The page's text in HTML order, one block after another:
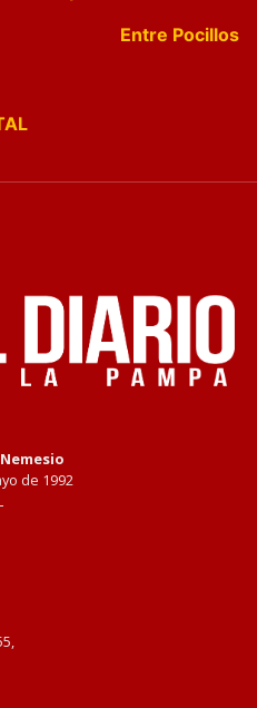
Entre Pocillos
de 1992